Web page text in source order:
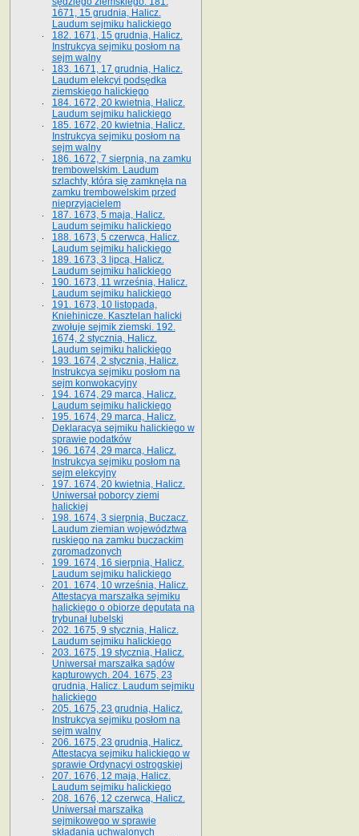
1671, 15 grudnia, Halicz.
Laudum sejmiku halickiego
182. 1671, 15 grudnia, Halicz.
Instrukcya sejmiku posłom na
sejm walny
183. 1671, 17 grudnia, Halicz.
Laudum elekcyi podsędka
ziemskiego halickiego
184. 1672, 20 kwietnia, Halicz.
Laudum sejmiku halickiego
185. 1672, 20 kwietnia, Halicz.
Instrukcya sejmiku posłom na
sejm walny
186. 1672, 7 sierpnia, na zamku
trembowelskim. Laudum
szlachty, która się zamknęła na
zamku trembowelskim przed
nieprzyjacielem
187. 1673, 5 maja, Halicz.
Laudum sejmiku halickiego
188. 1673, 5 czerwca, Halicz.
Laudum sejmiku halickiego
189. 1673, 3 lipca, Halicz.
Laudum sejmiku halickiego
190. 1673, 11 września, Halicz.
Laudum sejmiku halickiego
191. 1673, 10 listopada,
Kniehinicze. Kasztelan halicki
zwołuje sejmik ziemski. 192.
1674, 2 stycznia, Halicz.
Laudum sejmiku halickiego
193. 1674, 2 stycznia, Halicz.
Instrukcya sejmiku posłom na
sejm konwokacyjny
194. 1674, 29 marca, Halicz.
Laudum sejmiku halickiego
195. 1674, 29 marca, Halicz.
Deklaracya sejmiku halickiego w
sprawie podatków
196. 1674, 29 marca, Halicz.
Instrukcya sejmiku posłom na
sejm elekcyjny
197. 1674, 20 kwietnia, Halicz.
Uniwersał poborcy ziemi
halickiej
198. 1674, 3 sierpnia, Buczacz.
Laudum ziemian województwa
ruskiego na zamku buczackim
zgromadzonych
199. 1674, 16 sierpnia, Halicz.
Laudum sejmiku halickiego
201. 1674, 10 września, Halicz.
Attestacya marszałka sejmiku
halickiego o obiorze deputata na
trybunał lubelski
202. 1675, 9 stycznia, Halicz.
Laudum sejmiku halickiego
203. 1675, 19 stycznia, Halicz.
Uniwersał marszałka sądów
kapturowych. 204. 1675, 23
grudnia, Halicz. Laudum sejmiku
halickiego
205. 1675, 23 grudnia, Halicz.
Instrukcya sejmiku posłom na
sejm walny
206. 1675, 23 grudnia, Halicz.
Attestacya sejmiku halickiego w
sprawie Ordynacyi ostrogskiej
207. 1676, 12 maja, Halicz.
Laudum sejmiku halickiego
208. 1676, 12 czerwca, Halicz.
Uniwersał marszałka
sejmikowego w sprawie
składania uchwalonych